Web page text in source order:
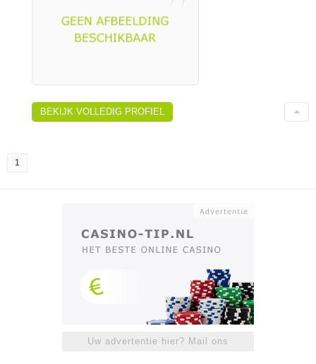
BEKIJK VOLLEDIG PROFIEL
1
Uw advertentie hier? Mail ons